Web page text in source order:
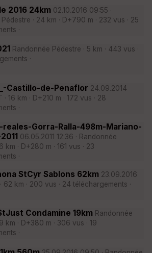
2016 24km 02.10.2016 09:55 ·
· 24 km · D+790 m · 232 vus · 25
·
Randonnée Pédestre · 5 km · 443 vus ·
·
Castillo-de-Penaflor 24.09.2014
16 km · D+210 m · 172 vus · 28
·
reales-Gorra-Ralla-498m-Mariano-
06.05.2011 12:36 · Randonnée
km · D+280 m · 161 vus · 23
·
StCyr Sablons 62km 23.09.2016
62 km · 200 vus · 24 téléchargements ·
Condamine 19km Randonnée
km · D+380 m · 306 vus · 19
·